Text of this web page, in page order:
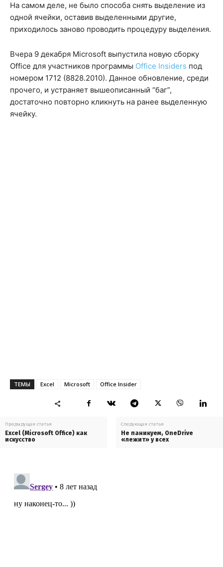
На самом деле, не было способа снять выделение из
одной ячейки, оставив выделенными другие,
приходилось заново проводить процедуру выделения.
Вчера 9 декабря Microsoft выпустила новую сборку
Office для участников программы Office Insiders под
номером 1712 (8828.2010). Данное обновление, среди
прочего, и устраняет вышеописанный “баг”,
достаточно повторно кликнуть на ранее выделенную
ячейку.
ТЕМЫ Excel Microsoft Office Insider
Предыдущая статья
Excel (Microsoft Office) как
искусство
Следующая статья
Не паникуем, OneDrive
«лежит» у всех